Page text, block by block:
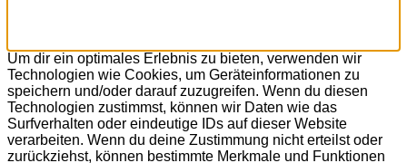
Um dir ein optimales Erlebnis zu bieten, verwenden wir
Technologien wie Cookies, um Geräteinformationen zu
speichern und/oder darauf zuzugreifen. Wenn du diesen
Technologien zustimmst, können wir Daten wie das
Surfverhalten oder eindeutige IDs auf dieser Website
verarbeiten. Wenn du deine Zustimmung nicht erteilst oder
zurückziehst, können bestimmte Merkmale und Funktionen